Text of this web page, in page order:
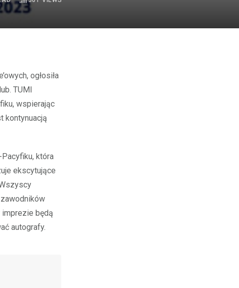
TUMI
wspierając
kontynuacją
która
ekscytujące
imprezie będą
autografy.